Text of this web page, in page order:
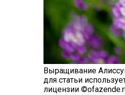
Выращивание
для статьи
лицензии